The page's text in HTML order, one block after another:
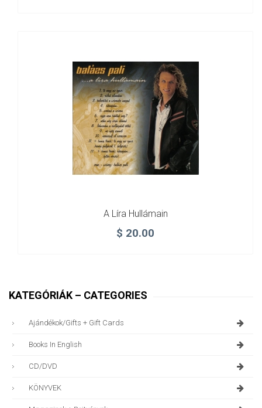
A Líra Hullámain
$ 20.00
KATEGÓRIÁK – CATEGORIES
Ajándékok/gifts + Gift Cards
Books In English
CD/DVD
KÖNYVEK